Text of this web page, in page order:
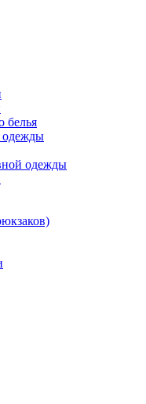
белья
одежды
одежды